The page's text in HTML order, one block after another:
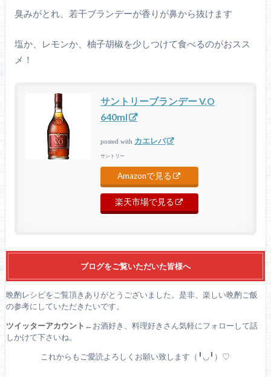
臭みがとれ、若干ブランデーが香りが鼻から抜けます
塩か、レモンか、柚子胡椒を少しつけて食べるのがおスス
メ！
サントリーブランデー V.O
640ml
posted with カエレバ
サントリー
Amazonで見る
楽天市場で見る
ブログをご覧いただいた皆様へ
晩酌レシピをご覧頂きありがとうございました。是非、楽しい晩酌ご飯
の参考にしていただきたいです。
ツイッターアカウント ←お酒好き、料理好きさん気軽にフォローして話
しかけて下さいね。
これからもご愛読よろしくお願い致します（╹◡╹）♡